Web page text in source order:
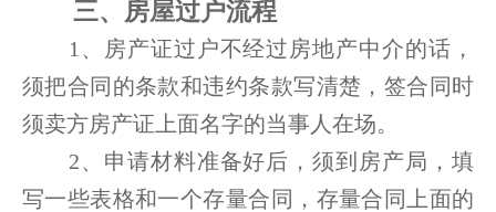
三、房屋过户流程
1、房产证过户不经过房地产中介的话，
须把合同的条款和违约条款写清楚，签合同时
须卖方房产证上面名字的当事人在场。
2、申请材料准备好后，须到房产局，填
写一些表格和一个存量合同，存量合同上面的